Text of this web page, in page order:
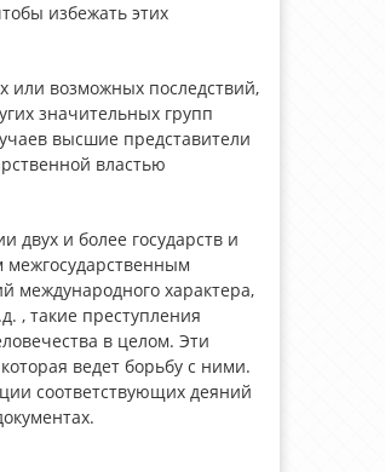
избежать этих
или возможных последствий,
значительных групп
высшие представители
властью
двух и более государств и
международного характера,
, такие преступления
в целом. Эти
ведет борьбу с ними.
соответствующих деяний